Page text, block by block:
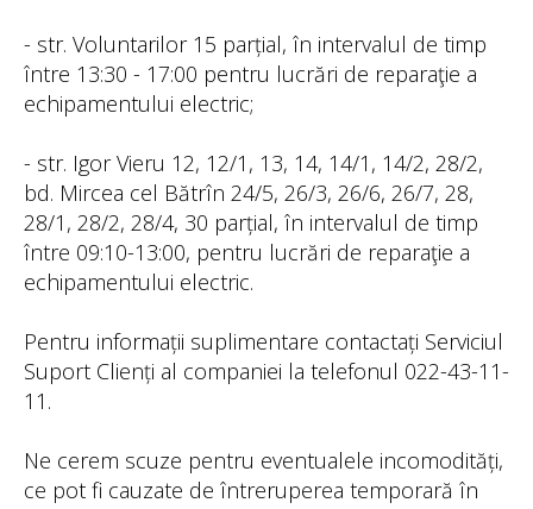
- str. Voluntarilor 15 parțial, în intervalul de timp
între 13:30 - 17:00 pentru lucrări de reparaţie a
echipamentului electric;
- str. Igor Vieru 12, 12/1, 13, 14, 14/1, 14/2, 28/2,
bd. Mircea cel Bătrîn 24/5, 26/3, 26/6, 26/7, 28,
28/1, 28/2, 28/4, 30 parțial, în intervalul de timp
între 09:10-13:00, pentru lucrări de reparaţie a
echipamentului electric.
Pentru informații suplimentare contactați Serviciul
Suport Clienți al companiei la telefonul 022-43-11-
11.
Ne cerem scuze pentru eventualele incomodități,
ce pot fi cauzate de întreruperea temporară în